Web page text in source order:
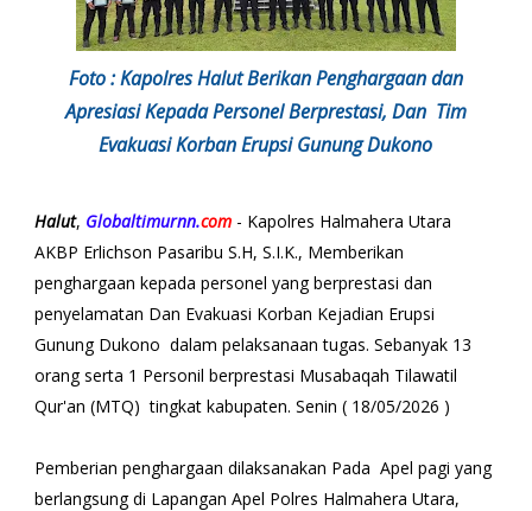
Foto : Kapolres Halut Berikan Penghargaan dan
Apresiasi Kepada Personel Berprestasi, Dan Tim
Evakuasi Korban Erupsi Gunung Dukono
Halut, Globaltimurnn.com- Kapolres Halmahera Utara
AKBP Erlichson Pasaribu S.H, S.I.K., Memberikan
penghargaan kepada personel yang berprestasi dan
penyelamatan Dan Evakuasi Korban Kejadian Erupsi
Gunung Dukono dalam pelaksanaan tugas. Sebanyak 13
orang serta 1 Personil berprestasi Musabaqah Tilawatil
Qur'an (MTQ) tingkat kabupaten. Senin ( 18/05/2026 )
Pemberian penghargaan dilaksanakan Pada Apel pagi yang
berlangsung di Lapangan Apel Polres Halmahera Utara,